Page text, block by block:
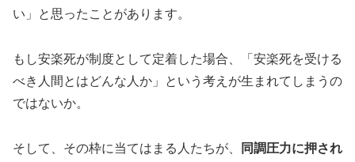
い」と思ったことがあります。
もし安楽死が制度として定着した場合、「安楽死を受ける
べき人間とはどんな人か」という考えが生まれてしまうの
ではないか。
そして、その枠に当てはまる人たちが、
同調圧力に押され